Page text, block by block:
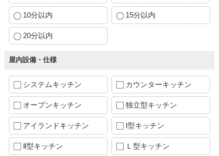
10分以内 15分以内
20分以内
屋内設備・仕様
システムキッチン カウンターキッチン
オープンキッチン 独立型キッチン
アイランドキッチン Ⅰ型キッチン
Ⅱ型キッチン Ｌ型キッチン